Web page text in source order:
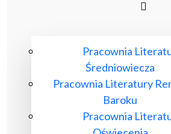
Pracownia
Średniowiecza
Pracownia Literatury
Baroku
Pracownia